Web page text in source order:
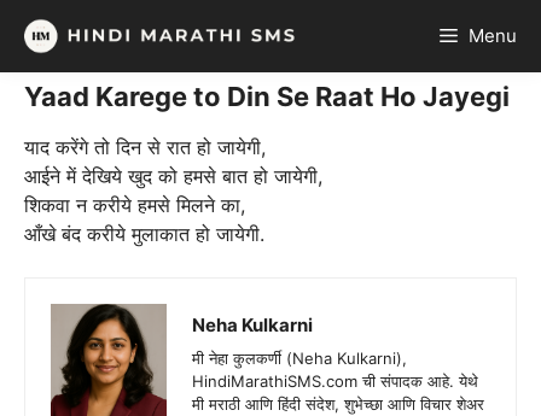
Skip
content
Menu
Yaad Karege to Din Se Raat Ho Jayegi
याद करेंगे तो दिन से रात हो जायेगी,
आईने में देखिये खुद को हमसे बात हो जायेगी,
शिकवा न करीये हमसे मिलने का,
आँखे बंद करीये मुलाकात हो जायेगी.
Neha Kulkarni
मी नेहा कुलकर्णी (Neha Kulkarni),
HindiMarathiSMS.com ची संपादक आहे. येथे
मी मराठी आणि हिंदी संदेश, शुभेच्छा आणि विचार शेअर